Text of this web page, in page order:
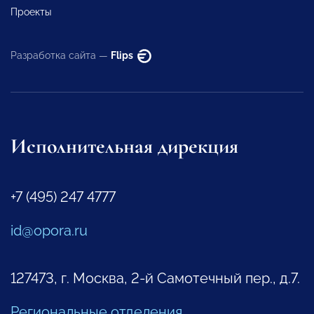
Проекты
Разработка сайта — Flips
Исполнительная дирекция
+7 (495) 247 4777
id@opora.ru
127473, г. Москва, 2-й Самотечный пер., д.7.